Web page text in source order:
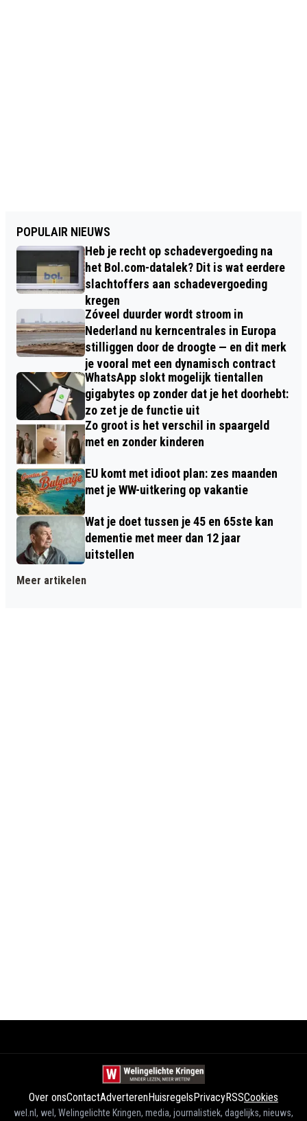
POPULAIR NIEUWS
Heb je recht op schadevergoeding na
het Bol.com-datalek? Dit is wat eerdere
slachtoffers aan schadevergoeding
kregen
Zóveel duurder wordt stroom in
Nederland nu kerncentrales in Europa
stilliggen door de droogte — en dit merk
je vooral met een dynamisch contract
WhatsApp slokt mogelijk tientallen
gigabytes op zonder dat je het doorhebt:
zo zet je de functie uit
Zo groot is het verschil in spaargeld
met en zonder kinderen
EU komt met idioot plan: zes maanden
met je WW-uitkering op vakantie
Wat je doet tussen je 45 en 65ste kan
dementie met meer dan 12 jaar
uitstellen
Meer artikelen
Over onsContactAdverterenHuisregelsPrivacyRSSCookies
wel.nl, wel, Welingelichte Kringen, media, journalistiek, dagelijks, nieuws,